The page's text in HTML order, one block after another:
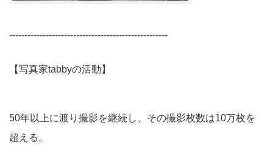
----------------------------------------------------
【写真家tabbyの活動】
50年以上に渡り撮影を継続し、その撮影枚数は10万枚を
超える。